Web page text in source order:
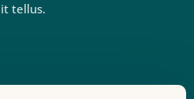
tellus.